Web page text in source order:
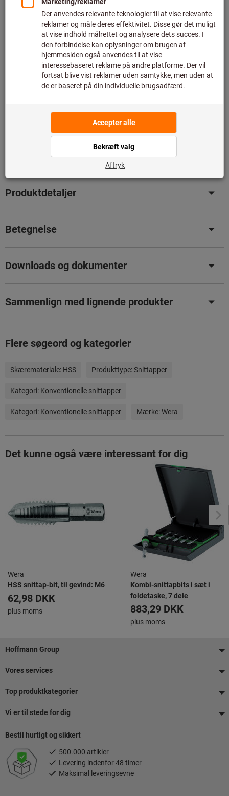
I varekurven
Kan leveres med det samme
Produktdetaljer
Betegnelse
Downloads og dokumenter
Sammenlign med lignende produkter
Flere søgeord og kategorier
Skæremateriale: HSS Produkttype:Snittapper
Kategori: Konventionelle snittapper
Kategori: Konventionelle snittapper Mærke:Wera
Det kunne også være interessant for dig
Wera
HSS snittap-bit, til gevind: M6
62,98 DKK
plus moms
Wera
Kombi-snittapbits i sæt i
foldetaske, 7 dele
883,29 DKK
plus moms
Footer
Hoffmann Group
Vores services
Top produktkategorier
Vi er til stede for dig
Bestil hurtigt og sikkert
500.000 artikler
Levering indenfor 48 timer
Maksimal leveringsevne